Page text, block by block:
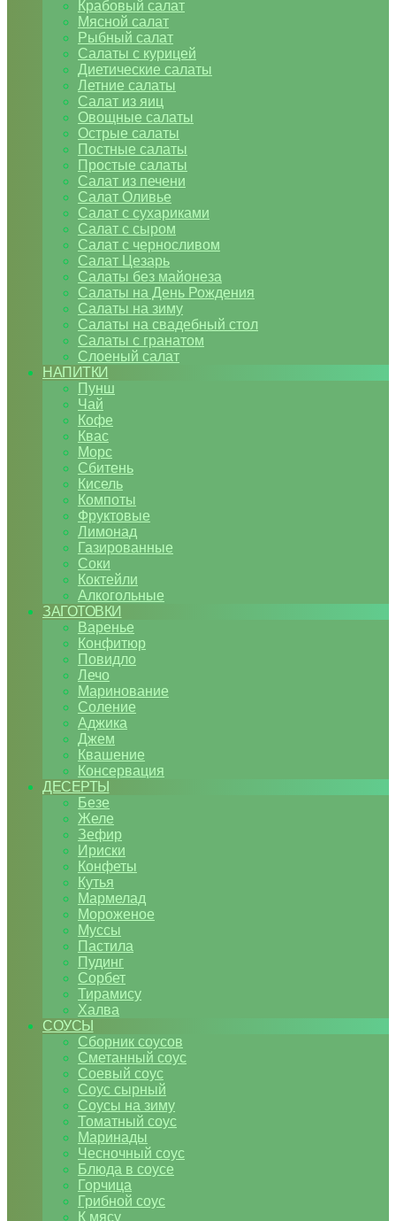
Крабовый салат
Мясной салат
Рыбный салат
Салаты с курицей
Диетические салаты
Летние салаты
Салат из яиц
Овощные салаты
Острые салаты
Постные салаты
Простые салаты
Салат из печени
Салат Оливье
Салат с сухариками
Салат с сыром
Салат с черносливом
Салат Цезарь
Салаты без майонеза
Салаты на День Рождения
Салаты на зиму
Салаты на свадебный стол
Салаты с гранатом
Слоеный салат
НАПИТКИ
Пунш
Чай
Кофе
Квас
Морс
Сбитень
Кисель
Компоты
Фруктовые
Лимонад
Газированные
Соки
Коктейли
Алкогольные
ЗАГОТОВКИ
Варенье
Конфитюр
Повидло
Лечо
Маринование
Соление
Аджика
Джем
Квашение
Консервация
ДЕСЕРТЫ
Безе
Желе
Зефир
Ириски
Конфеты
Кутья
Мармелад
Мороженое
Муссы
Пастила
Пудинг
Сорбет
Тирамису
Халва
СОУСЫ
Сборник соусов
Сметанный соус
Соевый соус
Соус сырный
Соусы на зиму
Томатный соус
Маринады
Чесночный соус
Блюда в соусе
Горчица
Грибной соус
К мясу